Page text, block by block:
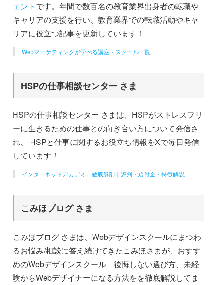
ェント です。年間で数百名の教育業界出身者の転職や
キャリアの支援を行い、教育業界での転職活動やキャ
リアに役立つ記事を更新しています！
Webマーケティングが学べる講座・スクール一覧
HSPの仕事相談センター さま
HSPの仕事相談センター さまは、HSPがストレスフリ
ーに生きるための仕事との向き合い方について発信さ
れ、 HSPと仕事に関するお役立ち情報をXで毎日発信
しています！
インターネットアカデミー徹底解剖｜評判・給付金・特徴解説
こみほブログ さま
こみほブログ さまは、Webデザインスクールにまつわ
るお悩み/相談に答え続けてきたこみほさまが、おすす
めのWebデザインスクール、後悔しない選び方、未経
験からWebデザイナーになる方法をを徹底解説してま